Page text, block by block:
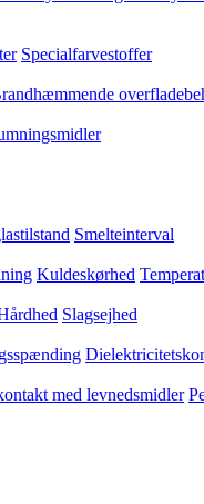
Specialfarvestoffer
Smelteinterval
Kuldeskørhed
Slagsejhed
med levnedsmidler